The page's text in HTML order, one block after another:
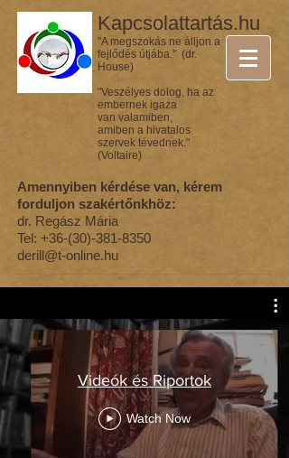
Kapcsolattartás.hu
"A megszokás ne álljon a
fejlődés útjába." (dr.
House)
"Veszélyes dolog, ha az
embernek igaza
van valamiben,
amiben a hivatalos
szervek tévednek."
(Voltaire)
Amennyiben kérdése van, kérem
forduljon szakértőnkhöz:
dr. Regász Mária
Tel: +36-(30)-381-8350
derill@t-online.hu
Videók és Riportok
Watch Now